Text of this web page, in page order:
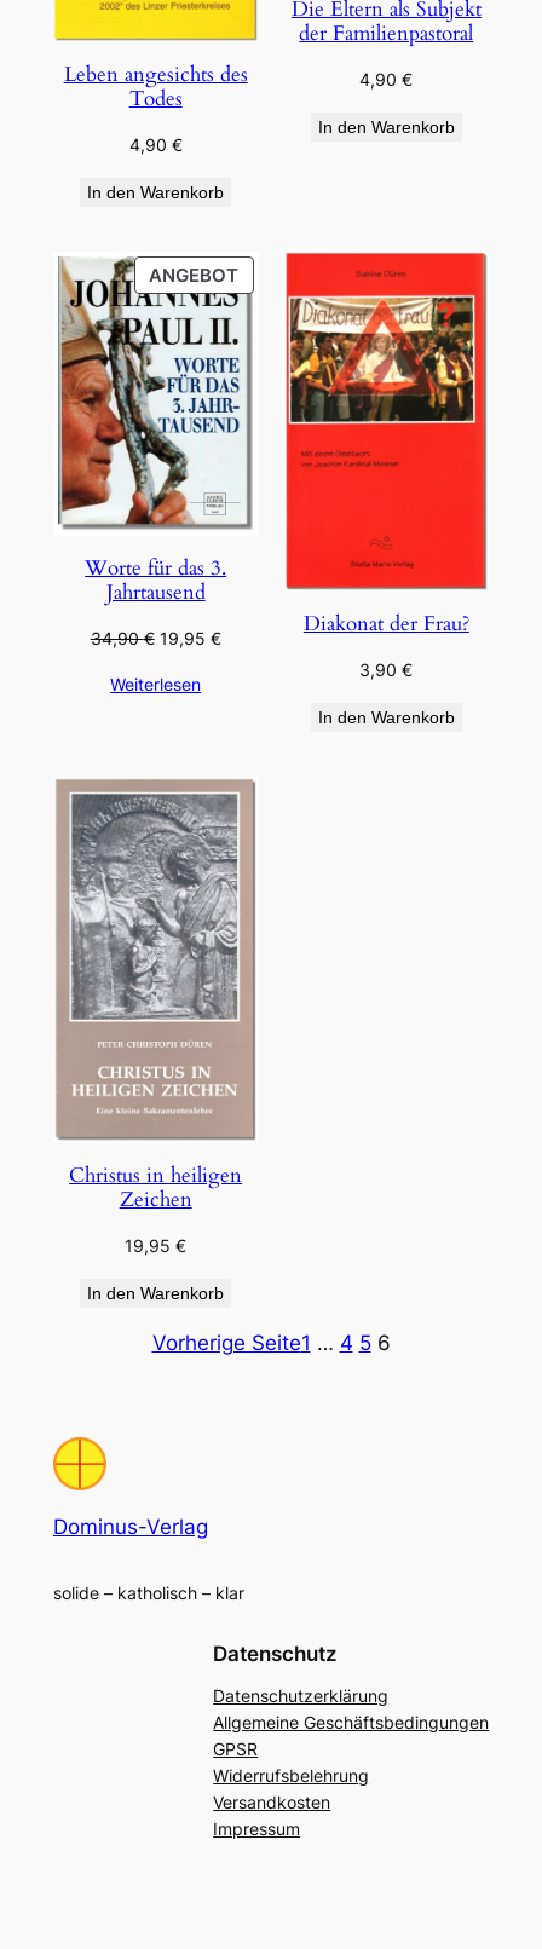
Leben angesichts des
Todes
4,90 €
In den Warenkorb
Die Eltern als Subjekt
der Familienpastoral
4,90€
In den Warenkorb
ANGEBOTPRODUKT
IM
ANGEBOT
Worte für das 3.
Jahrtausend
34,90€ Ursprünglicher
war:
19,95 €Aktueller
Weiterlesen
Diakonat der Frau?
3,90€
In den Warenkorb
Christus in heiligen
Zeichen
19,95€
In den Warenkorb
Vorherige Seite1 … 4 5 6
Dominus-Verlag
solide – katholisch – klar
Datenschutz
Datenschutzerklärung
Allgemeine Geschäftsbedingungen
GPSR
Widerrufsbelehrung
Versandkosten
Impressum